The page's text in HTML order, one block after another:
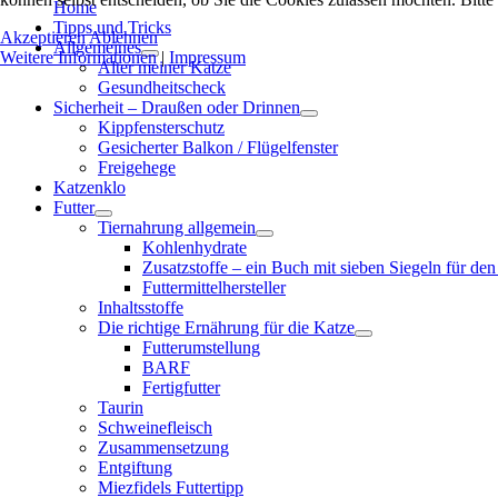
Home
Tipps und Tricks
Allgemeines
Alter meiner Katze
Gesundheitscheck
Sicherheit – Draußen oder Drinnen
Kippfensterschutz
Gesicherter Balkon / Flügelfenster
Freigehege
Katzenklo
Futter
Tiernahrung allgemein
Kohlenhydrate
Zusatzstoffe – ein Buch mit sieben Siegeln für
Futtermittelhersteller
Inhaltsstoffe
Die richtige Ernährung für die Katze
Futterumstellung
BARF
Fertigfutter
Taurin
Schweinefleisch
Zusammensetzung
Entgiftung
Miezfidels Futtertipp
AkzeptierenAblehnen
Weitere Informationen| Impressum